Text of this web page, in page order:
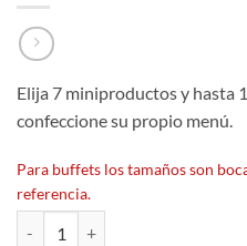
Elija 7 miniproductos y hasta
confeccione su propio menú.
Para buffets los tamaños son
referencia.